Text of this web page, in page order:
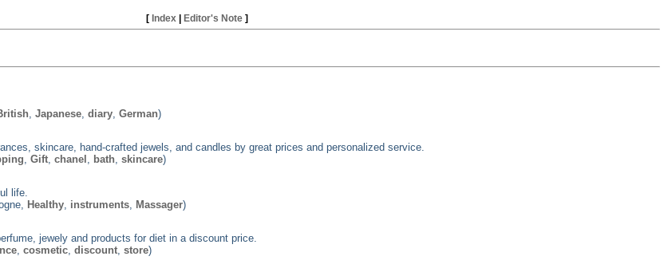
[ Index| Editor's Note]
Japanese diary German)
skincare, hand-crafted jewels, and candles by great prices and personalized service.
Gift chanel bath skincare)
life.
Healthy instruments Massager)
jewely and products for diet in a discount price.
cosmetic discount store)